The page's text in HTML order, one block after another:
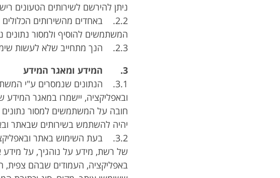
ניתן להירשם לשירותים הטעונים
2.2. באחדים מהשירותים
המשתמשים להוסיף ולמסור נתונים
2.3. הנך מתחייב שלא לעשות שימוש בשם המשתמש או בסיסמא של אדם אחר.
3. המידע ומאגר המידע
3.1. הנתונים שנמסרים ע"י
חובה על המשתמשים למסור נתונים
יהיה להשתמש בשירותים שבאתר
3.2. בעת השימוש באתר
של רשת, מידע על נוהגיך, על
באפליקציה, העמודים שבהם צפית,